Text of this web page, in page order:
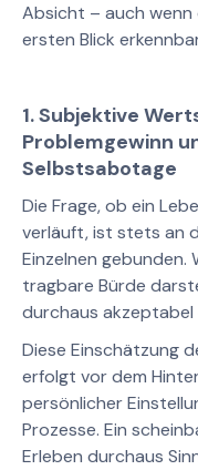
Absicht – auch wenn
ersten Blick
1. Subjektive
Problemgewinn
Selbstsabotage
Die Frage, ob ein
verläuft, ist stets an
Einzelnen gebunden.
tragbare Bürde
durchaus
Diese Einschätzung
erfolgt vor dem
persönlicher
Prozesse. Ein
Erleben durchaus